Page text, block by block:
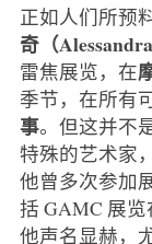
正如人们所预
奇（
雷焦展览，在
季节，在所有
事。但这并不
特殊的艺术家
他曾多次参加
括 GAMC 展
他声名显赫，